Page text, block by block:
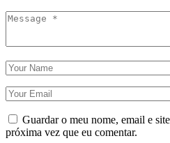
Guardar o meu nome, email e
próxima vez que eu comentar.